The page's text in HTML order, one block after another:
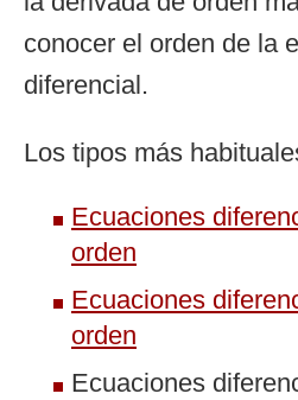
conocer el orden de la
diferencial.
Los tipos más
Ecuaciones
orden
Ecuaciones
orden
Ecuaciones